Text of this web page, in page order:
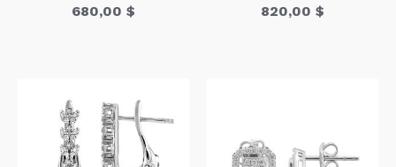
680,00 $
820,00 $